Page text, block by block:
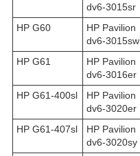
dv6-3015sr
HP G60
HP Pavilion
dv6-3015sw
HP G61
HP Pavilion
dv6-3016er
HP G61-400sl
HP Pavilion
dv6-3020er
HP G61-407sl
HP Pavilion
dv6-3020sy